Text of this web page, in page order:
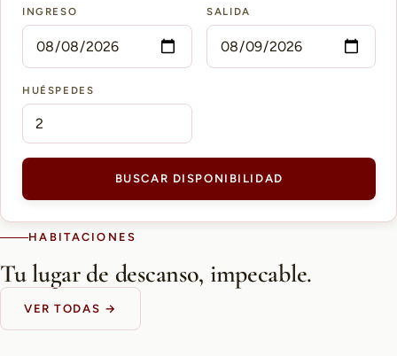
AEROPUERTO PETTIROSSI CASCO HISTÓRICO
INGRESO SALIDA
HUÉSPEDES
BUSCAR DISPONIBILIDAD
HABITACIONES
Tu lugar de descanso, impecable.
VER TODAS →